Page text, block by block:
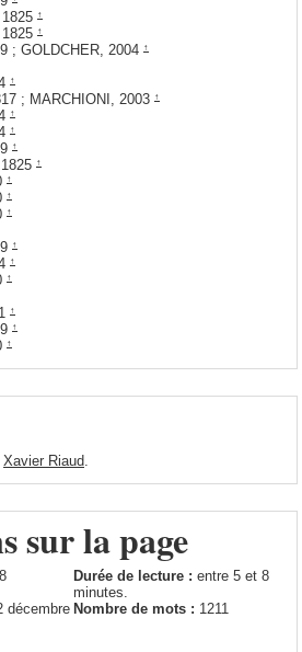
↑
↑
; GOLDCHER, 2004 ↑
↑
; MARCHIONI, 2003 ↑
↑
↑
↑
↑
↑
↑
↑
↑
↑
↑
↑
↑
↑
Xavier Riaud.
sur la page
Durée de lecture : entre 5 et 8
minutes.
décembre Nombre de mots : 1211